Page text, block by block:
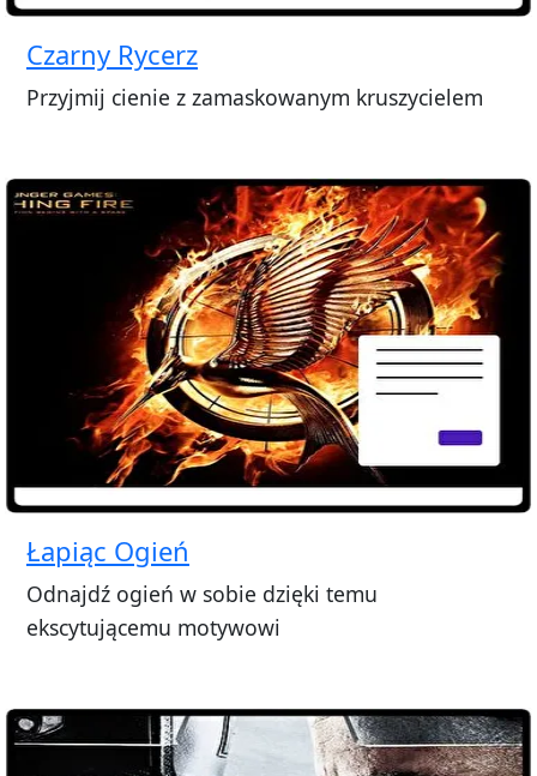
Czarny Rycerz
Przyjmij cienie z zamaskowanym kruszycielem
Łapiąc Ogień
Odnajdź ogień w sobie dzięki temu
ekscytującemu motywowi